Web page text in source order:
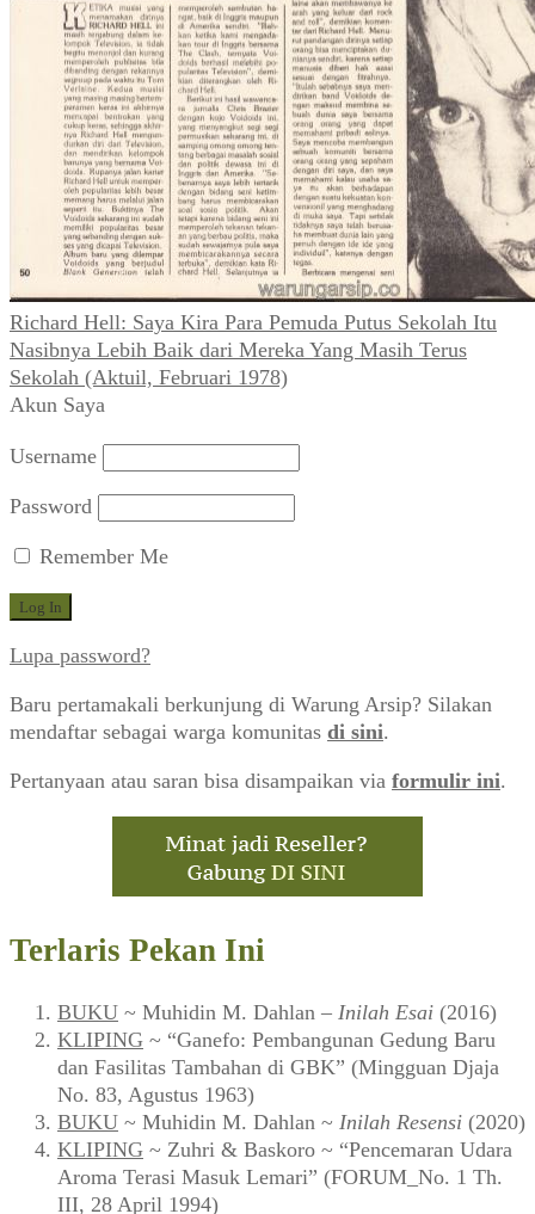
Richard Hell: Saya Kira Para Pemuda Putus Sekolah Itu
Nasibnya Lebih Baik dari Mereka Yang Masih Terus
Sekolah (Aktuil, Februari 1978)
Akun Saya
Username
Password
Remember Me
Lupa password?
Baru pertamakali berkunjung di Warung Arsip? Silakan
mendaftar sebagai warga komunitas di sini.
Pertanyaan atau saran bisa disampaikan via formulir ini.
Terlaris Pekan Ini
BUKU ~ Muhidin M. Dahlan – Inilah Esai (2016)
KLIPING ~ “Ganefo: Pembangunan Gedung Baru
dan Fasilitas Tambahan di GBK” (Mingguan Djaja
No. 83, Agustus 1963)
BUKU ~ Muhidin M. Dahlan ~ Inilah Resensi (2020)
KLIPING ~ Zuhri & Baskoro ~ “Pencemaran Udara
Aroma Terasi Masuk Lemari” (FORUM_No. 1 Th.
III, 28 April 1994)